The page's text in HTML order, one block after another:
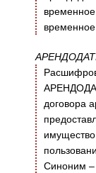
договора
Синоним –